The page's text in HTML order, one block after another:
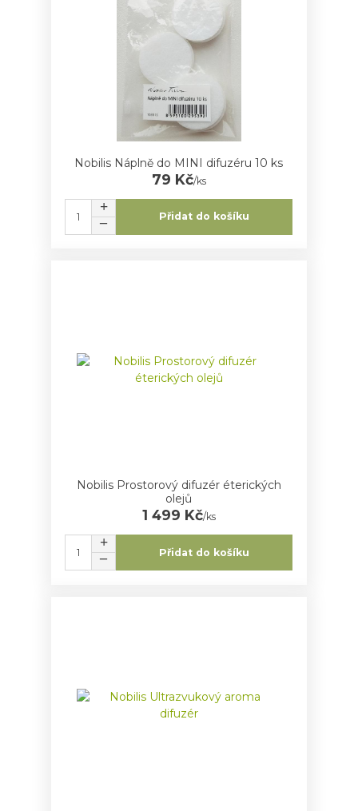
Nobilis Náplně do MINI difuzéru 10 ks
79 Kč/ks
Přidat do košíku
Nobilis Prostorový difuzér éterických
olejů
1 499 Kč/ks
Přidat do košíku